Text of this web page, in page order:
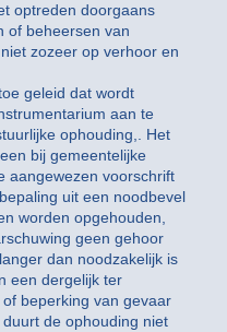
optreden doorgaans
of beheersen van
zozeer op verhoor en
geleid dat wordt
aan te
ophouding,. Het
bij gemeentelijke
aangewezen voorschrift
uit een noodbevel
worden opgehouden,
geen gehoor
dan noodzakelijk is
een dergelijk ter
beperking van gevaar
de ophouding niet